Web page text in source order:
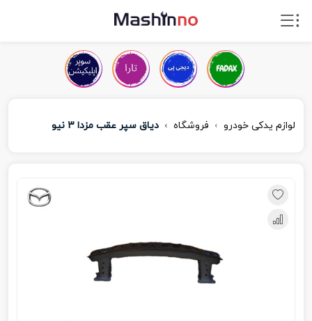
لوازم یدکی خودرو فروشگاه دیاق سپر عقب مزدا 3 نیو